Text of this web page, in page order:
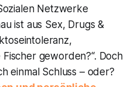
Netzwerke
ist aus Sex, Drugs &
geworden?“. Doch
einmal Schluss – oder?